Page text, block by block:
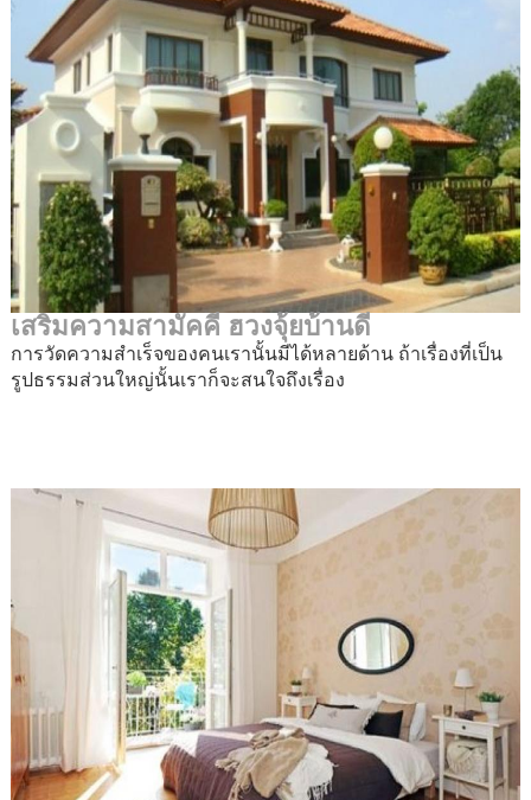
เสริมความสามัคคี ฮวงจุ้ยบ้านดี
การวัดความสำเร็จของคนเรานั้นมีได้หลายด้าน ถ้าเรื่องที่เป็น
รูปธรรมส่วนใหญ่นั้นเราก็จะสนใจถึงเรื่อง